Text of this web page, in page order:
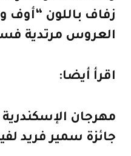
زفاف باللون “أوف
العروس مرتدية
اقرأ أيضا:
مهرجان الإسكندرية
جائزة سمير فريد